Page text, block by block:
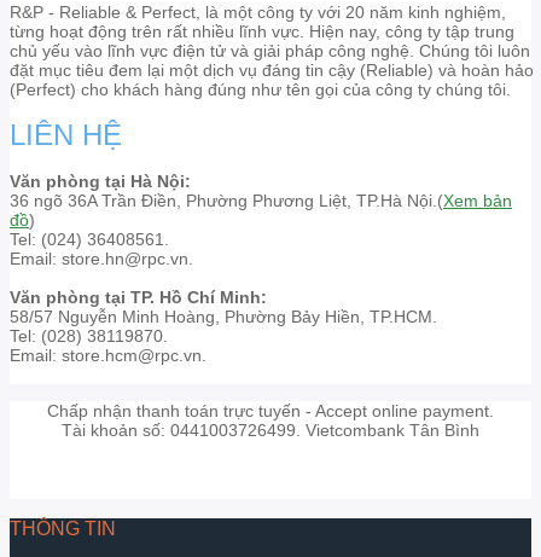
R&P - Reliable & Perfect, là một công ty với 20 năm kinh nghiệm,
từng hoạt động trên rất nhiều lĩnh vực. Hiện nay, công ty tập trung
chủ yếu vào lĩnh vực điện tử và giải pháp công nghệ. Chúng tôi luôn
đặt mục tiêu đem lại một dịch vụ đáng tin cậy (Reliable) và hoàn hảo
(Perfect) cho khách hàng đúng như tên gọi của công ty chúng tôi.
LIÊN HỆ
Văn phòng tại Hà Nội:
36 ngõ 36A Trần Điền, Phường Phương Liệt, TP.Hà Nội.(Xem bản
đồ)
Tel: (024) 36408561.
Email: store.hn@rpc.vn.
Văn phòng tại TP. Hồ Chí Minh:
58/57 Nguyễn Minh Hoàng, Phường Bảy Hiền, TP.HCM.
Tel: (028) 38119870.
Email: store.hcm@rpc.vn.
Chấp nhận thanh toán trực tuyến - Accept online payment.
Tài khoản số: 0441003726499. Vietcombank Tân Bình
THÔNG TIN